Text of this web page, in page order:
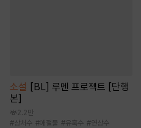
소설 [BL] 루멘 프로젝트 [단행
본]
2.2만
#상처수 #애절물 #유혹수 #연상수